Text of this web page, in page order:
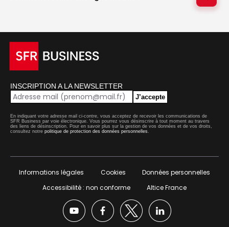
INSCRIPTION A LA NEWSLETTER
J’accepte
En indiquant votre adresse mail ci-contre, vous acceptez de recevoir les communications de
SFR Business par voie électronique. Vous pourrez vous désinscrire à tout moment au travers
des liens de désinscription. Pour en savoir plus sur la gestion de vos données et de vos droits,
consultez notre politique de protection des données personnelles.
Informations légales Cookies
Données personnelles
Accessibilité : non conforme
Altice France